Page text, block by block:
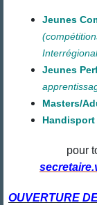
Jeunes
Jeunes
Masters/
pour
OUVERTURE